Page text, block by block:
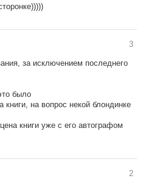
3
за исключением последнего
было
на вопрос некой блондинке
книги уже с его автографом
2